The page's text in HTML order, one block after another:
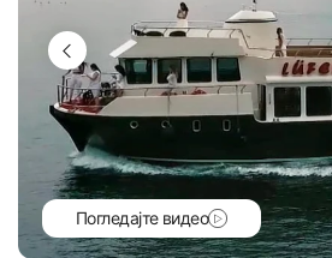
Погледајте видео